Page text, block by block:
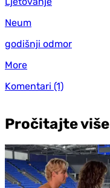
Neum
godišnji odmor
More
Komentari (1)
Pročitajte više